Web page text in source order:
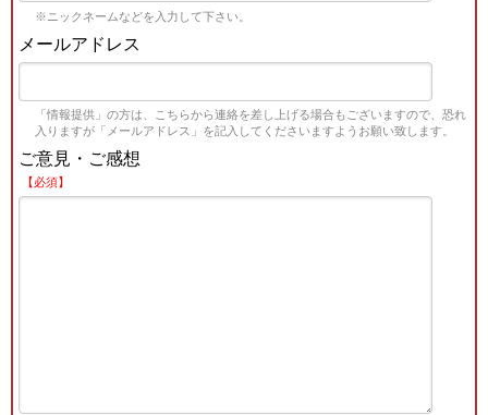
※ニックネームなどを入力して下さい。
メールアドレス
「情報提供」の方は、こちらから連絡を差し上げる場合もございますので、恐れ
入りますが「メールアドレス」を記入してくださいますようお願い致します。
ご意見・ご感想
【必須】